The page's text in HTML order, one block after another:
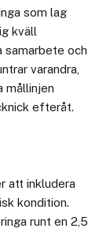
som lag
kväll
samarbete och
varandra,
mållinjen
efteråt.
att inkludera
kondition.
runt en 2,5